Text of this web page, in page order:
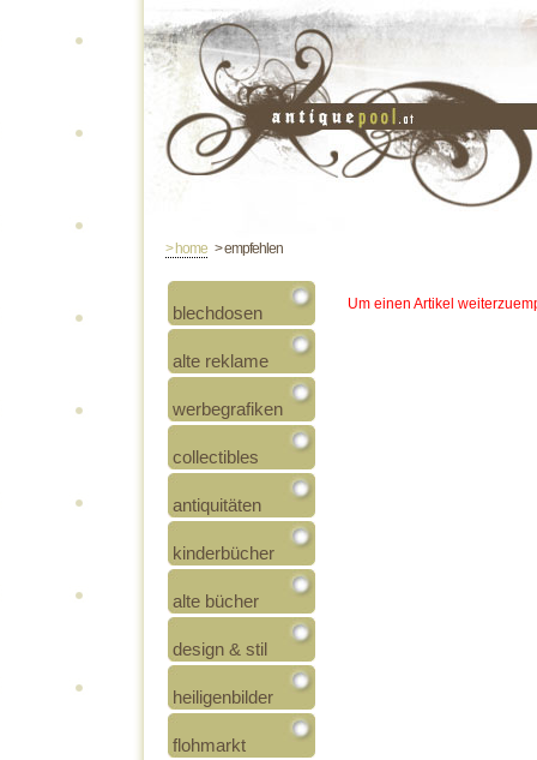
> home > empfehlen
blechdosen
alte reklame
werbegrafiken
collectibles
antiquitäten
kinderbücher
alte bücher
design & stil
heiligenbilder
flohmarkt
Um einen Artikel